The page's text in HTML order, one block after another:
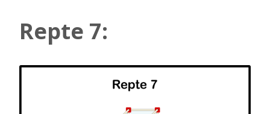
Repte 7: